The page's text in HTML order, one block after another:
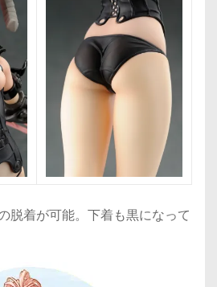
脱着が可能。下着も黒になって